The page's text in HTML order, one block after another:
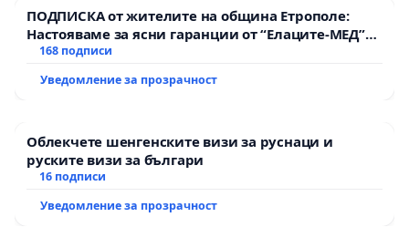
ПОДПИСКА от жителите на община Етрополе:
Настояваме за ясни гаранции от “Елаците-МЕД”
АД и от държавата, че ще се изпълнят всички
168 подписи
Уведомление за прозрачност
Облекчете шенгенските визи за руснаци и
руските визи за българи
16 подписи
Уведомление за прозрачност